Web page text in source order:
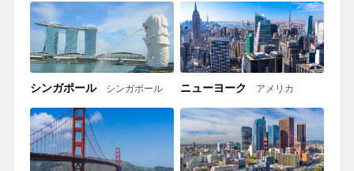
シンガポール シンガポール ニューヨーク アメリカ